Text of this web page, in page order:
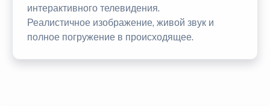
интерактивного телевидения.
Реалистичное изображение, живой звук и
полное погружение в происходящее.